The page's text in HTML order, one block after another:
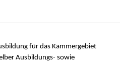
für das Kammergebiet
Ausbildungs- sowie